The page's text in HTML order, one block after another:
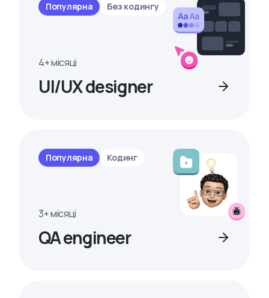
Популярна Без кодингу
4+ місяці
UI/UX designer
Популярна Кодинг
3+ місяці
QA engineer